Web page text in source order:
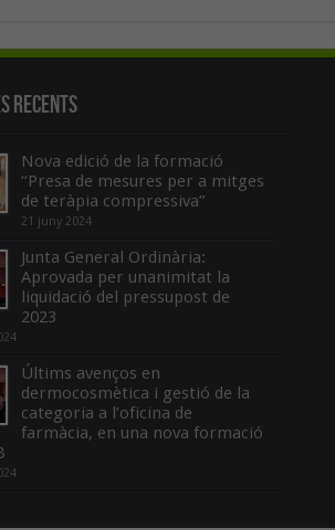
recents
Nova edició de la formació
“Presa de mesures per a mitges
de teràpia compressiva”
21 juny 2024
Junta General Ordinària:
Aprovada per unanimitat la
liquidació del pressupost de
2023
Últims avenços en
dermocosmètica i gestió de la
categoria a l’oficina de
farmàcia, en una nova formació